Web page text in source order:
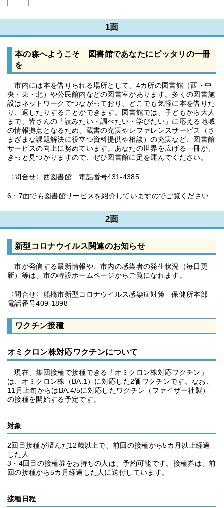
1面
本の森へようこそ 図書館であなたにピッタリの一冊
を
市内には本を借りられる場所として、4カ所の図書館（西・中
央・東・北）や公民館内などの図書室があります。多くの図書施
設はネットワークでつながっており、どこでも気軽に本を借りた
り、返したりすることができます。図書館では、子どもから大人
まで、皆さんの「読みたい・調べたい・学びたい」に応える地域
の情報拠点となるため、蔵書の充実やレファレンスサービス（さ
まざまな課題解決に役立つ資料提供や相談）の充実など、図書館
サービスの向上に努めています。あなたの世界を広げる一冊が、
きっと見つかりますので、ぜひ図書館に足を運んでください。
〈問合せ〉西図書館 電話番号431-4385
6・7面でも図書館サービスを紹介していますのでご覧ください
2面
新型コロナウイルス関連のお知らせ
市が発信する最新情報や、市内の感染者の発生状況（毎日更
新）等は、市の特設ホームページからご覧になれます。
〈問合せ〉船橋市新型コロナウイルス感染症対策 保健所本部
電話番号409-1898
ワクチン接種
オミクロン株対応ワクチンについて
現在、集団接種で接種できる「オミクロン株対応ワクチン」
は、オミクロン株（BA.1）に対応した2価ワクチンです。なお、
11月上旬からはBA.4/5に対応したワクチン（ファイザー社製）
の接種を開始する予定です。
対象
2回目接種が済んだ12歳以上で、前回の接種から5カ月以上経過
した人
3・4回目の接種券をお持ちの人は、予約可能です。接種券は、前
回の接種から5カ月経過した人に送付しています。
接種日程